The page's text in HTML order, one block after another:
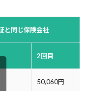
と同じ保険会社
2回目
50,060円